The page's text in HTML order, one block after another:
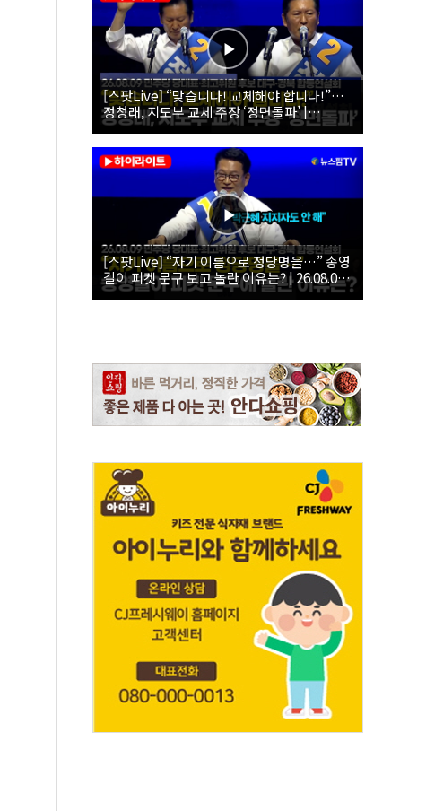
[스팟Live] “맞습니다! 교체해야 합니다!”…
정청래, 지도부 교체 주장 ‘정면돌파’ |
26.08.09 더불어민주당 당대표·최고위원 후
보 대구·경북 합동연설회
[스팟Live] “자기 이름으로 정당명을…” 송영
길이 피켓 문구 보고 놀란 이유는? | 26.08.09
더불어민주당 당대표·최고위원 후보 대구·경